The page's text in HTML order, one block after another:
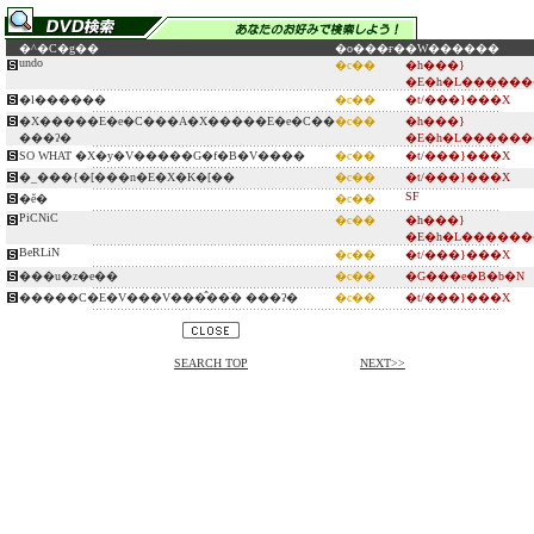
�^�C�g�� �o���ғ��W������
undo
�c��
�h���}
�l������
�c��
�t/���}���X
�X�����E�e�C���A�X�����E�e�C��
���ʔ�
�c��
�h���}
SO WHAT �X�y�V�����G�f�B�V����
�c��
�t/���}���X
�_���{�[���n�E�X�K�[��
�c��
�t/���}���X
�ĕ�
�c��
SF
PiCNiC
�c��
�h���}
BeRLiN
�c��
�t/���}���X
���u�z�e��
�c��
�G���e�B�b�N
�����C�E�V���V���̂��ׂ� ���ʔ�
�c�� �t/���}���X
SEARCH TOP NEXT>>